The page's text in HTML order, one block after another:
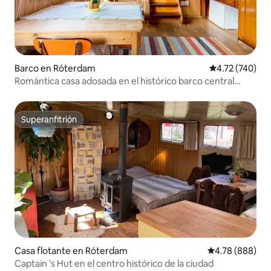
Barco en Róterdam Calificación
4.72 (740)
Romántica casa adosada en el histórico barco central
Superanfitrión
Superanfitrión
Casa flotante en Róterdam Calificación
4.78 (888)
Captain 's Hut en el centro histórico de la ciudad